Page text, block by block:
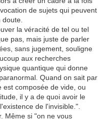
de sujets qui peuvent
la véracité de tel ou tel
pas, mais juste de parler
sans jugement, souligne
aux recherches
quantique qui donne
Quand on sait par
est composée de vide, ou
il y a de quoi avoir le
de l'invisible.".
Même si "on ne vous